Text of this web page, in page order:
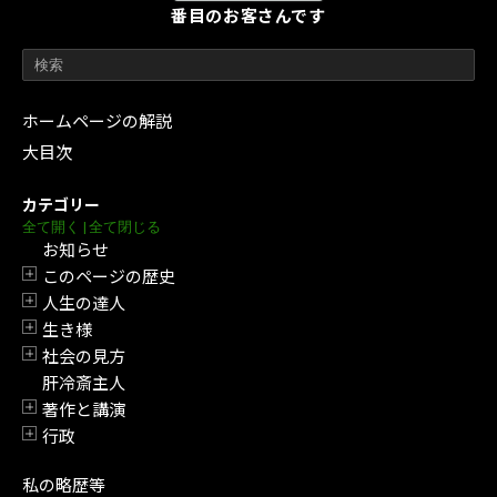
番目のお客さんです
ホームページの解説
大目次
カテゴリー
全て開く | 全て閉じる
お知らせ
開閉
このページの歴史
開閉
人生の達人
開閉
生き様
開閉
社会の見方
肝冷斎主人
開閉
著作と講演
開閉
行政
私の略歴等